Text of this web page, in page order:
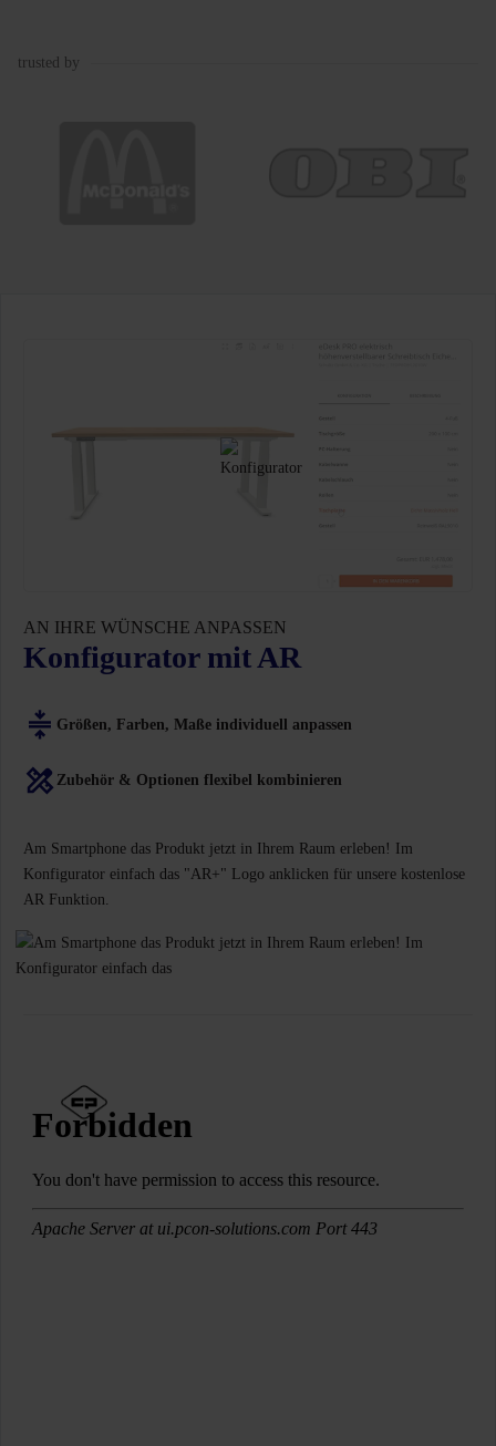
trusted by
AN IHRE WÜNSCHE ANPASSEN
Konfigurator mit AR
Größen, Farben, Maße individuell anpassen
Zubehör & Optionen flexibel kombinieren
Am Smartphone das Produkt jetzt in Ihrem Raum erleben! Im
Konfigurator einfach das "AR+" Logo anklicken für unsere kostenlose
AR Funktion.